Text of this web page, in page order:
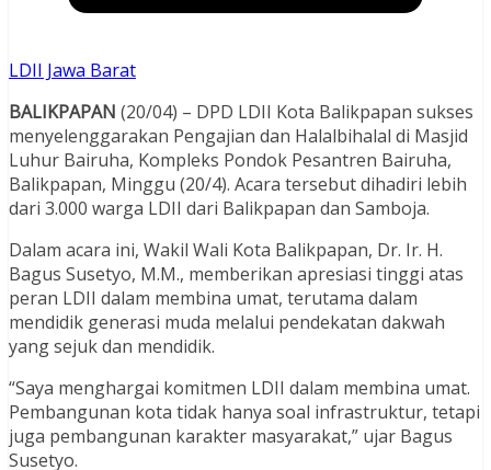
LDII Jawa Barat
BALIKPAPAN (20/04) – DPD LDII Kota Balikpapan sukses
menyelenggarakan Pengajian dan Halalbihalal di Masjid
Luhur Bairuha, Kompleks Pondok Pesantren Bairuha,
Balikpapan, Minggu (20/4). Acara tersebut dihadiri lebih
dari 3.000 warga LDII dari Balikpapan dan Samboja.
Dalam acara ini, Wakil Wali Kota Balikpapan, Dr. Ir. H.
Bagus Susetyo, M.M., memberikan apresiasi tinggi atas
peran LDII dalam membina umat, terutama dalam
mendidik generasi muda melalui pendekatan dakwah
yang sejuk dan mendidik.
“Saya menghargai komitmen LDII dalam membina umat.
Pembangunan kota tidak hanya soal infrastruktur, tetapi
juga pembangunan karakter masyarakat,” ujar Bagus
Susetyo.